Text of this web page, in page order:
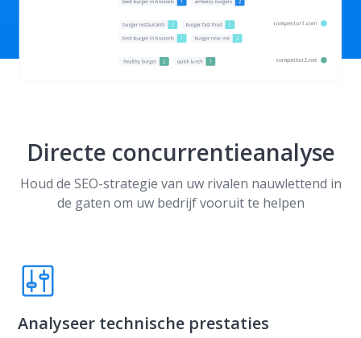
Directe concurrentieanalyse
Houd de SEO-strategie van uw rivalen nauwlettend in
de gaten om uw bedrijf vooruit te helpen
Analyseer technische prestaties